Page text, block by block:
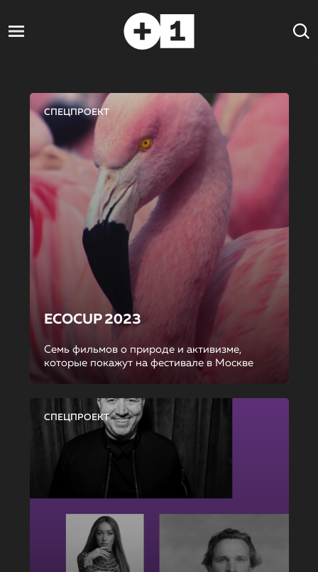
СПЕЦПРОЕКТ
ECOCUP 2023
Семь фильмов о природе и активизме,
которые покажут на фестивале в Москве
СПЕЦПРОЕКТ